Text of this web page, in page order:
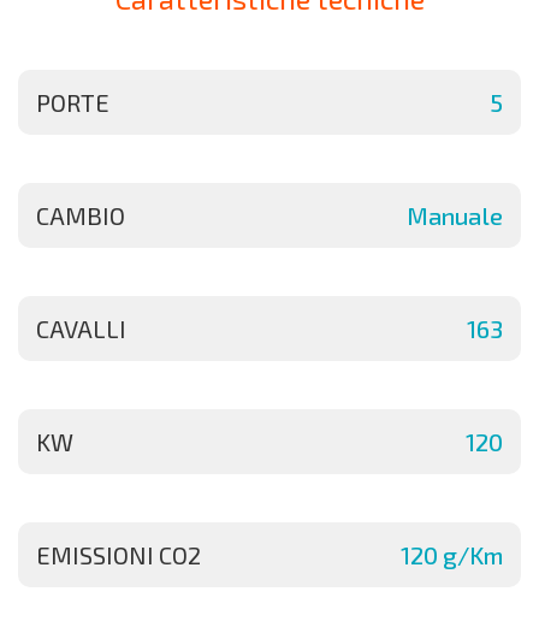
PORTE 5
CAMBIO Manuale
CAVALLI 163
KW 120
EMISSIONI CO2 120 g/Km